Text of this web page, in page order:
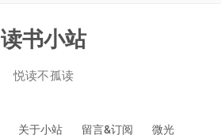
读书小站
悦读不孤读
关于小站 留言&订阅 微光